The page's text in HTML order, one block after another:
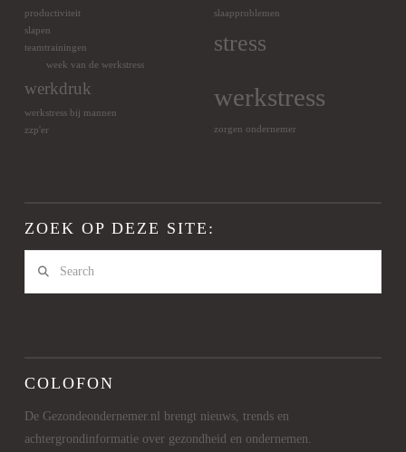
productiviteit
slaapproblemen
slapen
stress
teamtrainingen
week van de werkstress
werkdruk werkstress
werkstress bij mannen
zorgen ondernemer
zzp'er
ZOEK OP DEZE SITE:
COLOFON
De Gezondeondernemer.nl brengt nieuws, trends en
achtergrondinformatie over gezondheid en ondernemen.